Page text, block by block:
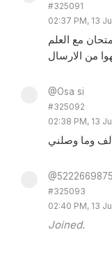
#325091
02:37 PM, 13
مع العلم
من الارسال
@Osa si
#325092
02:38 PM, 13
وما وصلني
@5222669875
#325093
02:40 PM, 13
Joined.